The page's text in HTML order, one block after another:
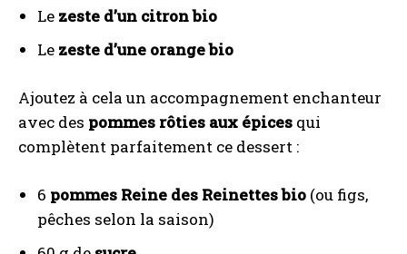
Le zeste d’un citron bio
Le zeste d’une orange bio
Ajoutez à cela un accompagnement enchanteur
avec des pommes rôties aux épices qui
complètent parfaitement ce dessert :
6 pommes Reine des Reinettes bio (ou figs,
pêches selon la saison)